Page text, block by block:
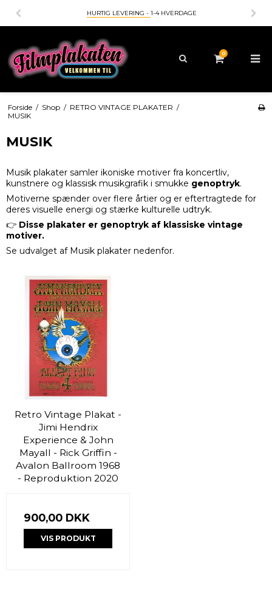
HURTIG LEVERING - 1-4 HVERDAGE
0
Forside / Shop / RETRO VINTAGE PLAKATER /
MUSIK
MUSIK
Musik plakater samler ikoniske motiver fra koncertliv,
kunstnere og klassisk musikgrafik i smukke genoptryk.
Motiverne spænder over flere årtier og er eftertragtede for
deres visuelle energi og stærke kulturelle udtryk.
👉 Disse plakater er genoptryk af klassiske vintage
motiver.
Se udvalget af Musik plakater nedenfor.
Retro Vintage Plakat -
Jimi Hendrix
Experience & John
Mayall - Rick Griffin -
Avalon Ballroom 1968
- Reproduktion 2020
900,00 DKK
VIS PRODUKT